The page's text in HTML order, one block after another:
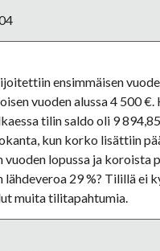
ensimmäisen
vuoden alussa 4 500 €.
tilin saldo oli 9
kun korko lisättiin
vuoden lopussa ja koroista
lähdeveroa 29 %? Tilillä ei
muita tilitapahtumia.